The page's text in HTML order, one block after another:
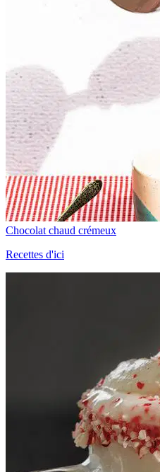
Chocolat chaud crémeux
Recettes d'ici